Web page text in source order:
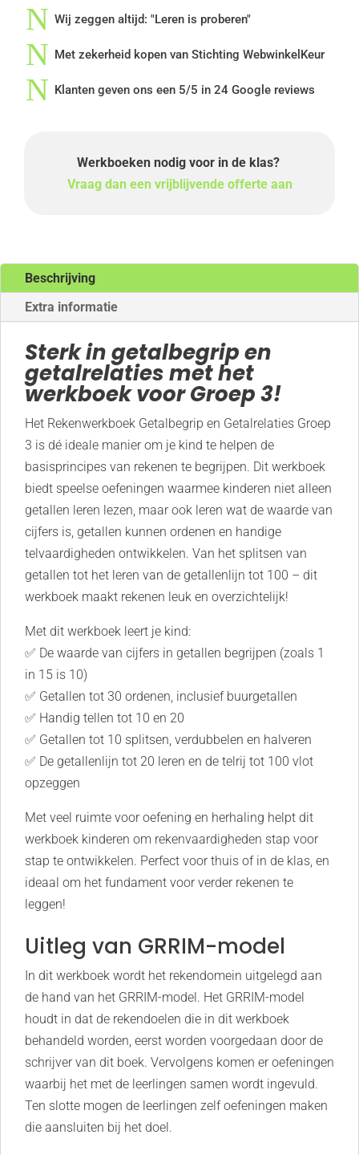
aantal
N Wij zeggen altijd: "Leren is proberen"
N Met zekerheid kopen van Stichting WebwinkelKeur
N Klanten geven ons een 5/5 in 24 Google reviews
Werkboeken nodig voor in de klas?
Vraag dan een vrijblijvende offerte aan
Beschrijving
Extra informatie
Sterk in getalbegrip en
getalrelaties met het
werkboek voor Groep 3!
Het Rekenwerkboek Getalbegrip en Getalrelaties Groep
3 is dé ideale manier om je kind te helpen de
basisprincipes van rekenen te begrijpen. Dit werkboek
biedt speelse oefeningen waarmee kinderen niet alleen
getallen leren lezen, maar ook leren wat de waarde van
cijfers is, getallen kunnen ordenen en handige
telvaardigheden ontwikkelen. Van het splitsen van
getallen tot het leren van de getallenlijn tot 100 – dit
werkboek maakt rekenen leuk en overzichtelijk!
Met dit werkboek leert je kind:
✅ De waarde van cijfers in getallen begrijpen (zoals 1
in 15 is 10)
✅ Getallen tot 30 ordenen, inclusief buurgetallen
✅ Handig tellen tot 10 en 20
✅ Getallen tot 10 splitsen, verdubbelen en halveren
✅ De getallenlijn tot 20 leren en de telrij tot 100 vlot
opzeggen
Met veel ruimte voor oefening en herhaling helpt dit
werkboek kinderen om rekenvaardigheden stap voor
stap te ontwikkelen. Perfect voor thuis of in de klas, en
ideaal om het fundament voor verder rekenen te
leggen!
Uitleg van GRRIM-model
In dit werkboek wordt het rekendomein uitgelegd aan
de hand van het GRRIM-model. Het GRRIM-model
houdt in dat de rekendoelen die in dit werkboek
behandeld worden, eerst worden voorgedaan door de
schrijver van dit boek. Vervolgens komen er oefeningen
waarbij het met de leerlingen samen wordt ingevuld.
Ten slotte mogen de leerlingen zelf oefeningen maken
die aansluiten bij het doel.